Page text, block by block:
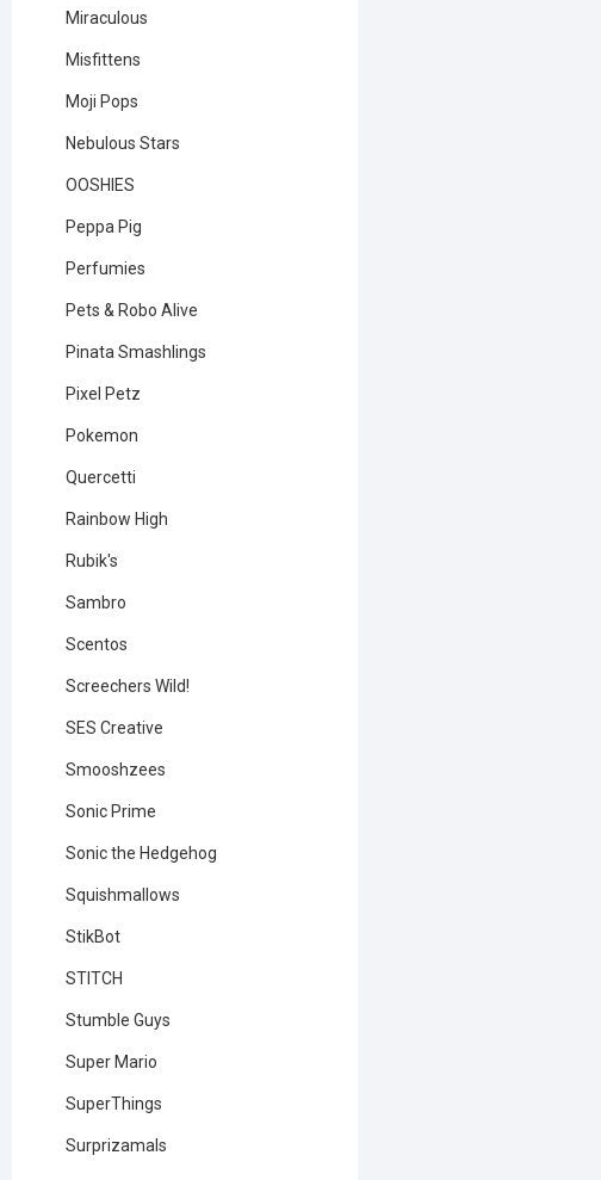
Miraculous
Misfittens
Moji Pops
Nebulous Stars
OOSHIES
Peppa Pig
Perfumies
Pets & Robo Alive
Pinata Smashlings
Pixel Petz
Pokemon
Quercetti
Rainbow High
Rubik's
Sambro
Scentos
Screechers Wild!
SES Creative
Smooshzees
Sonic Prime
Sonic the Hedgehog
Squishmallows
StikBot
STITCH
Stumble Guys
Super Mario
SuperThings
Surprizamals